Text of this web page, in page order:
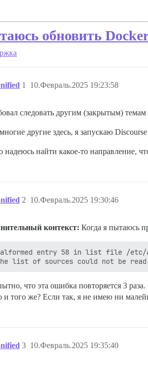
обновить
10.Февраль.2025 19:23:58
1
следовать другим (закрытым)
другие здесь, я запускаю
надеюсь найти какое-то направление,
10.Февраль.2025 19:30:46
2
контекст: Когда я пытаюсь
entry 58 in list file /etc/
что эта ошибка повторяется 3
и того же? Если так, я не имею ни
10.Февраль.2025 19:35:40
3